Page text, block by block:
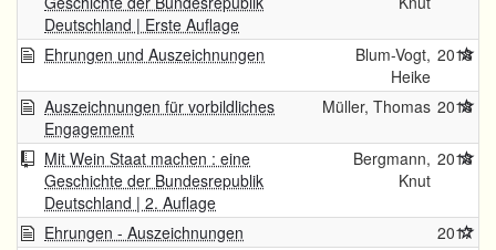
Deutschland | Erste Auflage
Ehrungen und Auszeichnungen
Blum-Vogt,
Heike
2018
Auszeichnungen für vorbildliches
Engagement
Müller, Thomas 2018
Mit Wein Staat machen : eine
Geschichte der Bundesrepublik
Deutschland | 2. Auflage
Bergmann,
Knut
2018
Ehrungen - Auszeichnungen
2017